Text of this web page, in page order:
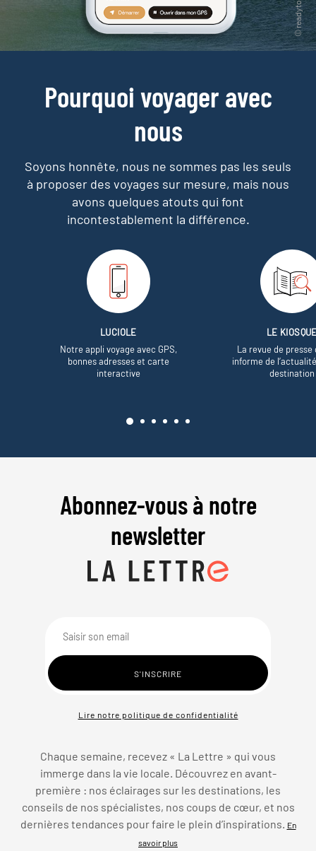
Pourquoi voyager avec
nous
Soyons honnête, nous ne sommes pas les seuls
à proposer des voyages sur mesure, mais nous
avons quelques atouts qui font
incontestablement la différence.
LUCIOLE
Notre appli voyage avec GPS,
bonnes adresses et carte
interactive
LE
La revue de presse
informe de
destination
Abonnez-vous à notre
newsletter
Lire notre politique de confidentialité
Chaque semaine, recevez « La Lettre » qui vous
immerge dans la vie locale. Découvrez en avant-
première : nos éclairages sur les destinations, les
conseils de nos spécialistes, nos coups de cœur, et nos
dernières tendances pour faire le plein d’inspirations. En
savoir plus